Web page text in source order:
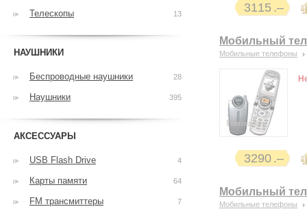
3115
Мобильный
Мобильные телефоны
3290
Мобильный
Мобильные телефоны
Телескопы 13
НАУШНИКИ
Беспроводные наушники 28
Наушники 395
АКСЕССУАРЫ
USB Flash Drive 4
Карты памяти 64
FM трансмиттеры 7